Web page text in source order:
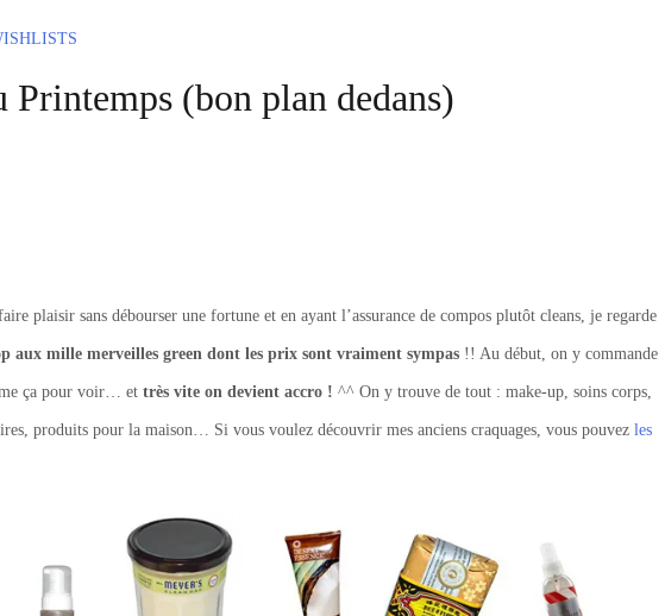
(bon plan dedans)
plaisir sans débourser une fortune et en ayant l’assurance de compos plutôt cleans, je regarde
aux mille merveilles green dont les prix sont vraiment sympas !! Au début, on y commande
ça pour voir… et très vite on devient accro ! ^^ On y trouve de tout : make-up, soins corps,
produits pour la maison… Si vous voulez découvrir mes anciens craquages, vous pouvez les